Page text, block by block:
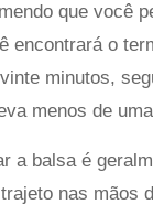
que você
encontrará o
minutos,
menos de
a balsa é
nas mãos